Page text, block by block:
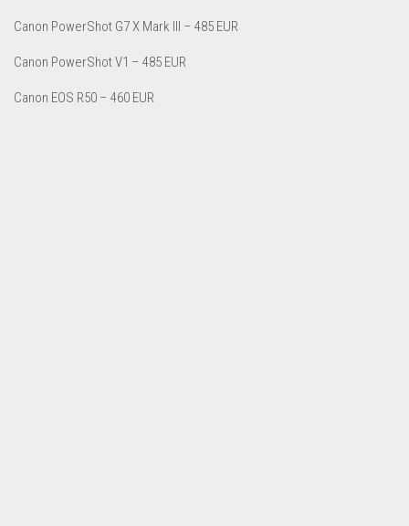
Canon PowerShot G7 X Mark III – 485 EUR
Canon PowerShot V1 – 485 EUR
Canon EOS R50 – 460 EUR